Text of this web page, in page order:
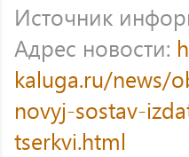
Источник
Адрес новости:
kaluga.ru/news/
novyj-sostav-
tserkvi.html